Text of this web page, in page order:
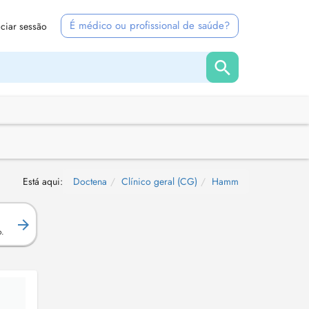
sessão É médico ou profissional de saúde?
Está aqui: Doctena Clínico geral (CG) Hamm